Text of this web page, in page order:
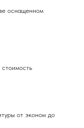
оснащенном
от эконом до